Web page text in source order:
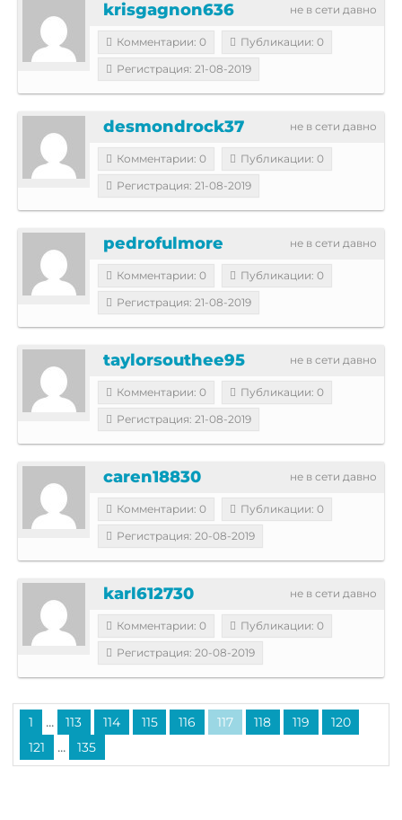
не в сети давно
krisgagnon636
Комментарии: 0
Публикации: 0
Регистрация: 21-08-2019
не в сети давно
desmondrock37
Комментарии: 0
Публикации: 0
Регистрация: 21-08-2019
не в сети давно
pedrofulmore
Комментарии: 0
Публикации: 0
Регистрация: 21-08-2019
не в сети давно
taylorsouthee95
Комментарии: 0
Публикации: 0
Регистрация: 21-08-2019
не в сети давно
caren18830
Комментарии: 0
Публикации: 0
Регистрация: 20-08-2019
не в сети давно
karl612730
Комментарии: 0
Публикации: 0
Регистрация: 20-08-2019
1 ... 113 114 115 116 117 118 119
120
121
... 135